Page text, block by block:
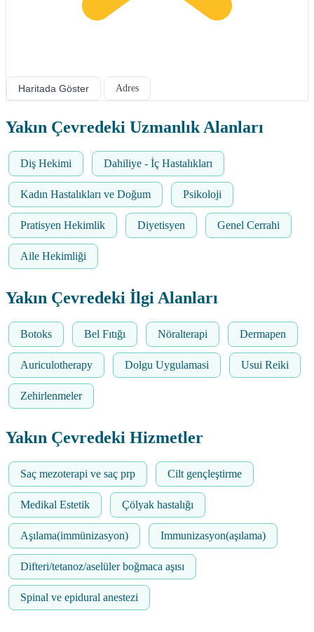
Haritada Göster Adres
Yakın Çevredeki Uzmanlık Alanları
Diş Hekimi Dahiliye - İç Hastalıkları
Kadın Hastalıkları ve Doğum Psikoloji
Pratisyen Hekimlik Diyetisyen Genel Cerrahi
Aile Hekimliği
Yakın Çevredeki İlgi Alanları
Botoks Bel Fıtığı Nöralterapi Dermapen
Auriculotherapy Dolgu Uygulamasi Usui Reiki
Zehirlenmeler
Yakın Çevredeki Hizmetler
Saç mezoterapi ve saç prp Cilt gençleştirme
Medikal Estetik Çölyak hastalığı
Aşılama(immünizasyon) Immunizasyon(aşılama)
Difteri/tetanoz/aselüler boğmaca aşısı
Spinal ve epidural anestezi